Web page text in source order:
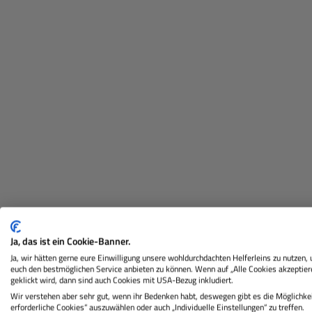
Beschreibung
Produktinformationen " PROFOTO
100mm für D1"
Ja, das ist ein Cookie-Banner.
Ja, wir hätten gerne eure Einwilligung unsere wohldurchdachten Helferleins zu nutzen,
euch den bestmöglichen Service anbieten zu können. Wenn auf „Alle Cookies
geklickt wird, dann sind auch Cookies mit USA-Bezug inkludiert.
Wir verstehen aber sehr gut, wenn ihr Bedenken habt, deswegen gibt es die
erforderliche Cookies“ auszuwählen oder auch „Individuelle Einstellungen“ zu treffen.